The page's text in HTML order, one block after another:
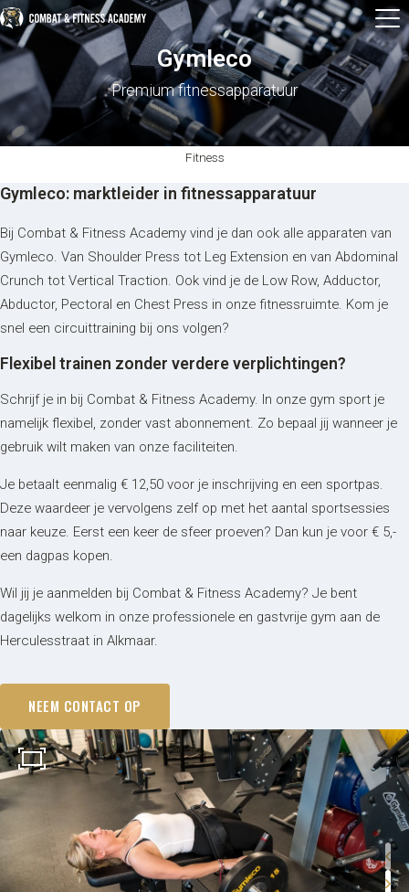
Gymleco
Premium fitnessapparatuur
Fitness
Gymleco: marktleider in fitnessapparatuur
Bij Combat & Fitness Academy vind je dan ook alle apparaten van
Gymleco. Van Shoulder Press tot Leg Extension en van Abdominal
Crunch tot Vertical Traction. Ook vind je de Low Row, Adductor,
Abductor, Pectoral en Chest Press in onze fitnessruimte. Kom je
snel een circuittraining bij ons volgen?
Flexibel trainen zonder verdere verplichtingen?
Schrijf je in bij Combat & Fitness Academy. In onze gym sport je
namelijk flexibel, zonder vast abonnement. Zo bepaal jij wanneer je
gebruik wilt maken van onze faciliteiten.
Je betaalt eenmalig € 12,50 voor je inschrijving en een sportpas.
Deze waardeer je vervolgens zelf op met het aantal sportsessies
naar keuze. Eerst een keer de sfeer proeven? Dan kun je voor € 5,-
een dagpas kopen.
Wil jij je aanmelden bij Combat & Fitness Academy? Je bent
dagelijks welkom in onze professionele en gastvrije gym aan de
Herculesstraat in Alkmaar.
NEEM CONTACT OP